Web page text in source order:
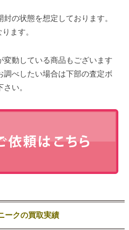
の状態を想定しております。
ます。
変動している商品もございます
調べしたい場合は下部の査定ボ
い。
ークの買取実績